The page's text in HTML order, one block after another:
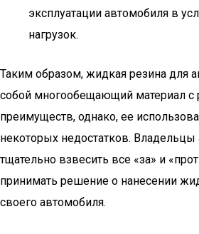
эксплуатации автомобиля в
нагрузок.
Таким образом, жидкая резина для
собой многообещающий материал с
преимуществ, однако, ее
некоторых недостатков.
тщательно взвесить все «за» и
принимать решение о нанесении
своего автомобиля.